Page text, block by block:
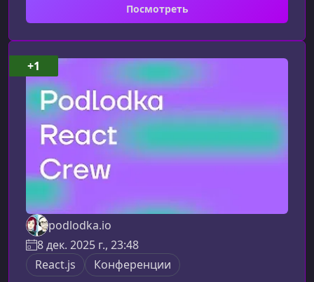
участникам лучше понимать свой стиль
образовательную траекторию и внедрять в
работу современные подходы к освоению
знаний.О чём сезонУчастники узнают, как
совмещать обучение с рабочими задачами,
применять научные методы для повышени
Посмотреть
podlodka.io
8 дек. 2025 г., 23:48
React.js
Конференции
+1